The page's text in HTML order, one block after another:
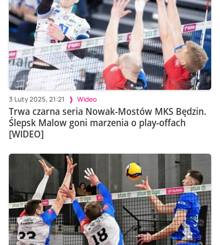
3 Luty 2025, 21:21 Wideo
Trwa czarna seria Nowak-Mostów MKS Będzin.
Ślepsk Malow goni marzenia o play-offach
[WIDEO]